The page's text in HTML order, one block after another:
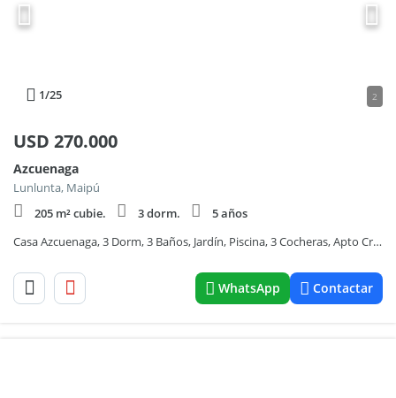
1/25 2
USD 270.000
Azcuenaga
Lunlunta, Maipú
205 m² cubie.
3 dorm.
5 años
Casa Azcuenaga, 3 Dorm, 3 Baños, Jardín, Piscina, 3 Cocheras, Apto Crédito
WhatsApp Contactar